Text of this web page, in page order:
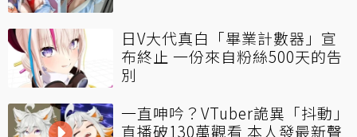
日V大代真白「畢業計數器」宣
布終止 一份來自粉絲500天的告
別
一直呻吟？VTuber詭異「抖動」
直播破130萬觀看 本人發最新聲